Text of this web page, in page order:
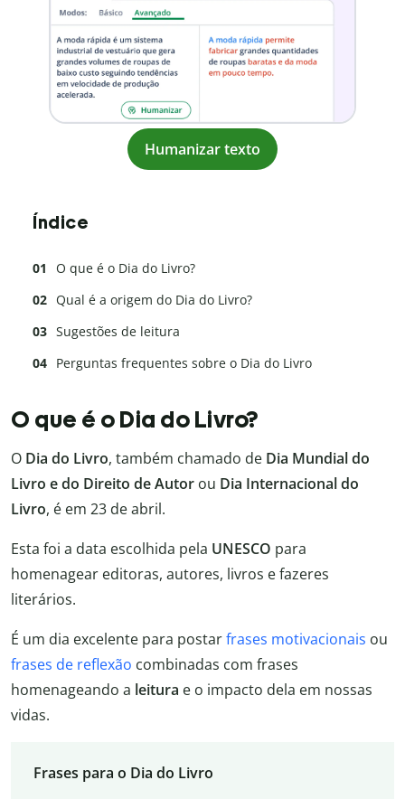
Humanizar texto
Índice
O que é o Dia do Livro?
Qual é a origem do Dia do Livro?
Sugestões de leitura
Perguntas frequentes sobre o Dia do Livro
O que é o Dia do Livro?
O Dia do Livro, também chamado de Dia Mundial do
Livro e do Direito de Autor ou Dia Internacional do
Livro, é em 23 de abril.
Esta foi a data escolhida pela UNESCO para
homenagear editoras, autores, livros e fazeres
literários.
É um dia excelente para postarfrases motivacionais ou
frases de reflexão combinadas com frases
homenageando a leitura e o impacto dela em nossas
vidas.
Frases para o Dia do Livro